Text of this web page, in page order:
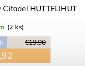
Citadel HUTTELIHUT
(2 ks)
€19,90